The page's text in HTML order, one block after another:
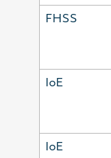
FHSS
IoE
IoE